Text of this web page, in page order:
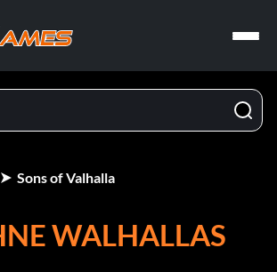
Sons of Valhalla
WALHALLAS